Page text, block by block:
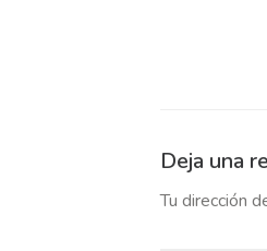
Deja una
Tu dirección